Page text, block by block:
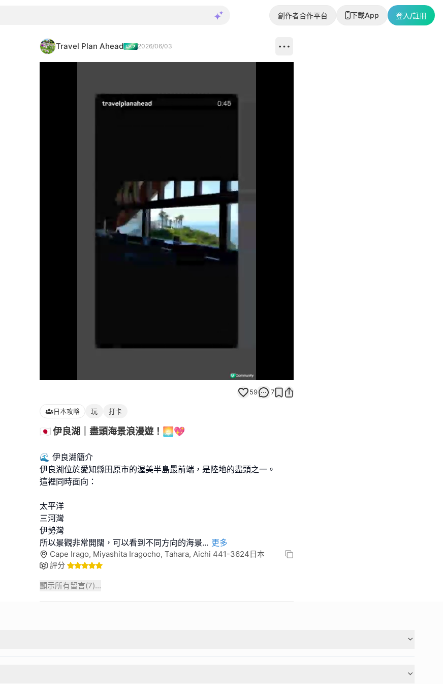
創作者合作平台 下載App 登入/註冊
Travel Plan Ahead 2026/06/03
100.00%
59 7
日本攻略 玩 打卡
🇯🇵 伊良湖｜盡頭海景浪漫遊！🌅💖
🌊 伊良湖簡介
伊良湖位於愛知縣田原市的渥美半島最前端，是陸地的盡頭之一。
這裡同時面向：
太平洋
三河灣
伊勢灣
所以景觀非常開闊，可以看到不同方向的海景... 更多
Cape Irago, Miyashita Iragocho, Tahara, Aichi 441-3624日本
評分
顯示所有留言(7)...